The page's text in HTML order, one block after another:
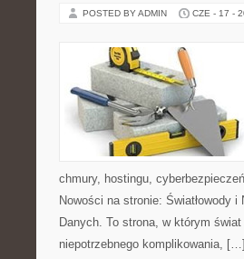
POSTED BY ADMIN CZE - 17 -
chmury, hostingu,
Nowości na stronie: Światłowody
Danych. To strona, w którym
niepotrzebnego komplikowania, […]